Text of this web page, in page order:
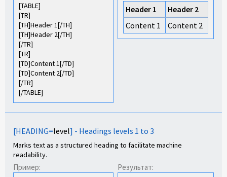
[TABLE]
[TR]
[TH]Header 1[/TH]
[TH]Header 2[/TH]
[/TR]
[TR]
[TD]Content 1[/TD]
[TD]Content 2[/TD]
[/TR]
[/TABLE]
Header 1
Header 2
Content 1
Content 2
[HEADING=level] - Headings levels 1 to 3
Marks text as a structured heading to facilitate machine
readability.
Пример: Результат: